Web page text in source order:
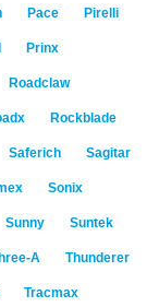
Pace Pirelli
Prinx
Roadclaw
Rockblade
Saferich Sagitar
Sonix
Sunny Suntek
A Thunderer
Tracmax